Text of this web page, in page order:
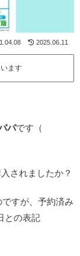
2025.06.11
ます
パです（
されましたか？
すが、予約済み
との表記